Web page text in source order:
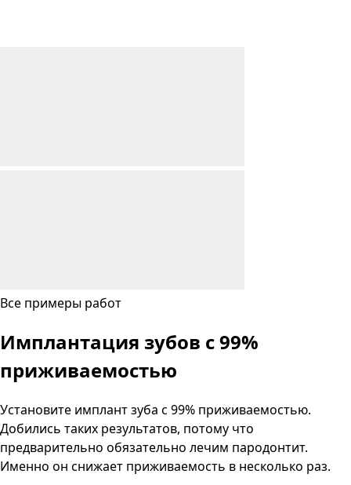
Все примеры работ
Имплантация зубов с99%
приживаемостью
Установите имплант зуба с 99% приживаемостью.
Добились таких результатов, потому что
предварительно обязательно лечим пародонтит.
Именно он снижает приживаемость в несколько раз.